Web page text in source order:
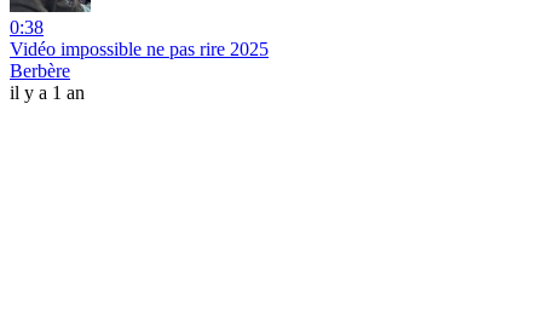
0:38
Vidéo impossible ne pas rire 2025
Berbère
il y a 1 an